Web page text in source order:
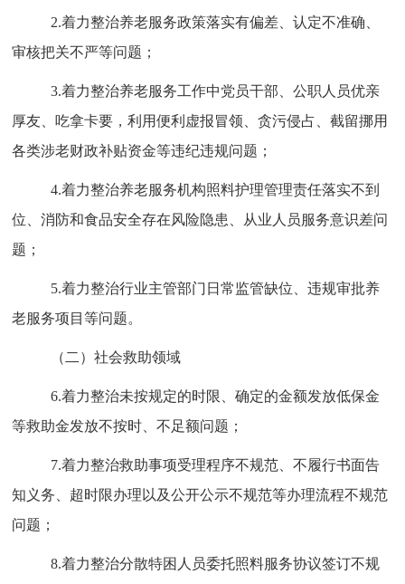
2.着力整治养老服务政策落实有偏差、认定不准确、
审核把关不严等问题；
3.着力整治养老服务工作中党员干部、公职人员优亲
厚友、吃拿卡要，利用便利虚报冒领、贪污侵占、截留挪用
各类涉老财政补贴资金等违纪违规问题；
4.着力整治养老服务机构照料护理管理责任落实不到
位、消防和食品安全存在风险隐患、从业人员服务意识差问
题；
5.着力整治行业主管部门日常监管缺位、违规审批养
老服务项目等问题。
（二）社会救助领域
6.着力整治未按规定的时限、确定的金额发放低保金
等救助金发放不按时、不足额问题；
7.着力整治救助事项受理程序不规范、不履行书面告
知义务、超时限办理以及公开公示不规范等办理流程不规范
问题；
8.着力整治分散特困人员委托照料服务协议签订不规